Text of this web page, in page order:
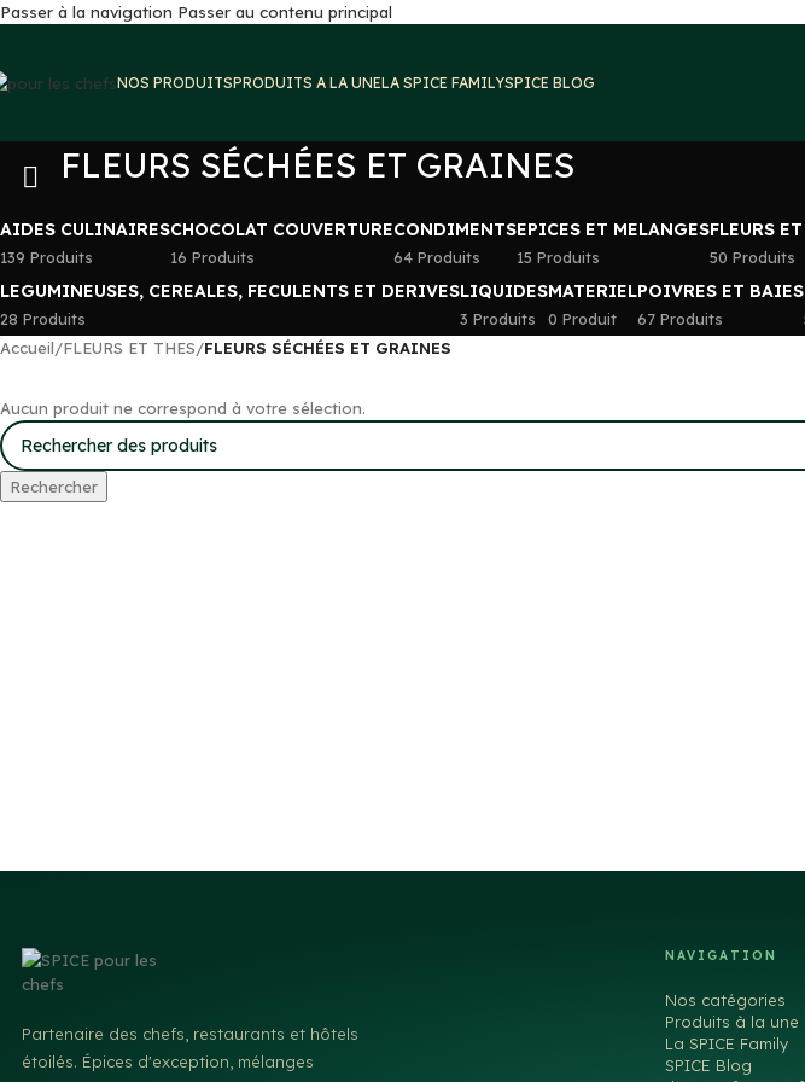
Passer à la navigation Passer au contenu principal
NOS PRODUITSPRODUITS A LA UNELA SPICE FAMILYSPICE BLOG
FLEURS SÉCHÉES ET GRAINES
AIDES CULINAIRES
139 Produits
CHOCOLAT COUVERTURE
16 Produits
CONDIMENTS
64 Produits
EPICES ET MELANGES
15 Produits
FLEURS
50 Produits
LEGUMINEUSES, CEREALES, FECULENTS ET DERIVES
28 Produits
LIQUIDES
3 Produits
MATERIEL
0 Produit
POIVRES ET BAIES
67 Produits
Accueil/FLEURS ET THES/FLEURS SÉCHÉES ET GRAINES
Aucun produit ne correspond à votre sélection.
Rechercher
Partenaire des chefs, restaurants et hôtels
étoilés. Épices d'exception, mélanges
NAVIGATION
Nos catégories
Produits à la une
La SPICE Family
SPICE Blog